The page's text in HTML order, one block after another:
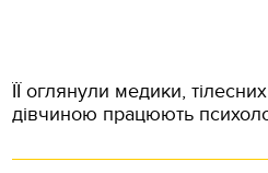
ЇЇ оглянули медики,
дівчиною працюють